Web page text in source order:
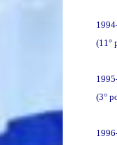
(11°
(3°